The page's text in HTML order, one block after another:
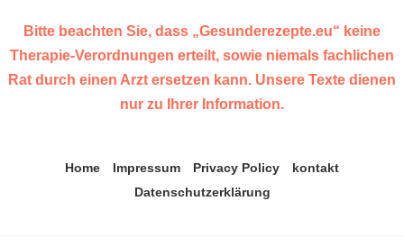
Bitte beachten Sie, dass „Gesunderezepte.eu“ keine
Therapie-Verordnungen erteilt, sowie niemals fachlichen
Rat durch einen Arzt ersetzen kann. Unsere Texte dienen
nur zu Ihrer Information.
Home Impressum Privacy Policy
kontakt
Datenschutzerklärung